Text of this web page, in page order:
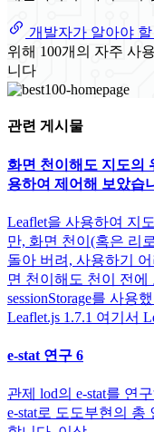
개발자가 알아야
위해 100개의 자주 사
니다
관련 게시물
화면 천이해도 지도의
용하여 제어해 보았습
Leaflet을 사용하여 지
만, 화면 천이(혹은 리
돌아 버려, 사용하기
면 천이해도 천이 전
sessionStorage를 사용
Leaflet.js 1.7.1 여기서
e-stat 연구 6
관제 lod의 e-stat를 연
e-stat로 도도부현의 총